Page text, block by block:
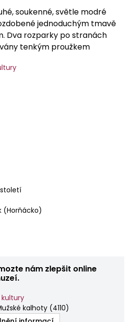
soukenné, světle modré
jednoduchým tmavě
Dva rozparky po stranách
tenkým proužkem
(Horňácko)
nám zlepšit online
kalhoty (4110)